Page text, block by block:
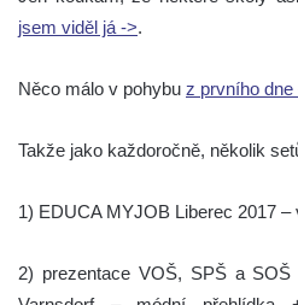
jsem viděl já ->.
Něco málo v pohybu z prvního dne
Takže jako každoročně, několik
1) EDUCA MYJOB Liberec 2017 –
2) prezentace VOŠ, SPŠ a